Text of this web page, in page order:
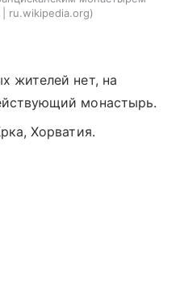
| ru.wikipedia.org
жителей нет, на
монастырь.
Хорватия.